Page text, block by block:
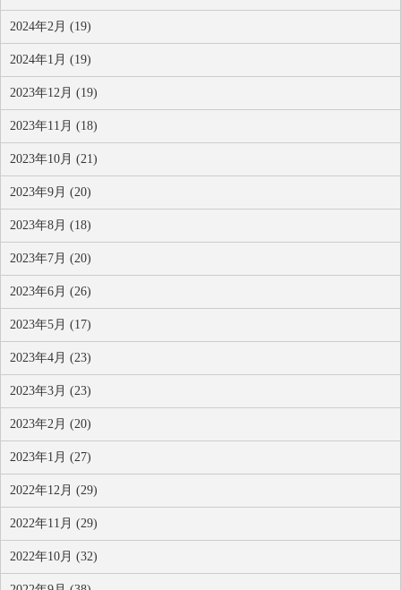
2024年2月 (19)
2024年1月 (19)
2023年12月 (19)
2023年11月 (18)
2023年10月 (21)
2023年9月 (20)
2023年8月 (18)
2023年7月 (20)
2023年6月 (26)
2023年5月 (17)
2023年4月 (23)
2023年3月 (23)
2023年2月 (20)
2023年1月 (27)
2022年12月 (29)
2022年11月 (29)
2022年10月 (32)